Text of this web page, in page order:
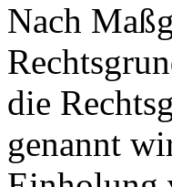
Nach
die
genannt